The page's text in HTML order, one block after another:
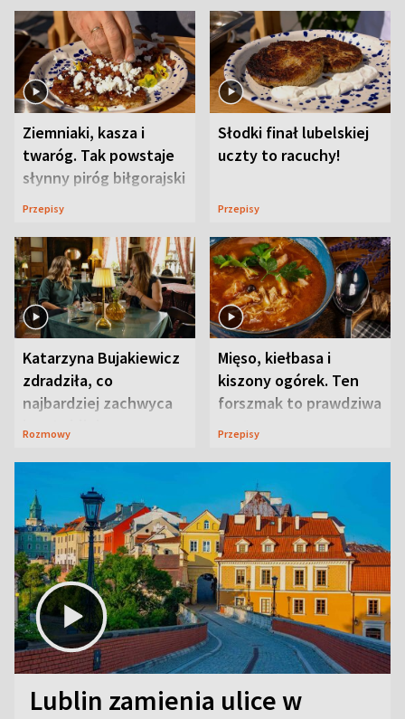
Ziemniaki, kasza i
twaróg. Tak powstaje
słynny piróg biłgorajski
Przepisy
Słodki finał lubelskiej
uczty to racuchy!
Przepisy
Katarzyna Bujakiewicz
zdradziła, co
najbardziej zachwyca
ją w Lublinie
Rozmowy
Mięso, kiełbasa i
kiszony ogórek. Ten
forszmak to prawdziwa
uczta
Przepisy
Lublin zamienia ulice w